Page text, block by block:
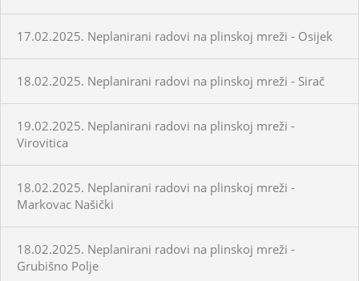
17.02.2025. Neplanirani radovi na plinskoj mreži - Osijek
18.02.2025. Neplanirani radovi na plinskoj mreži - Sirač
19.02.2025. Neplanirani radovi na plinskoj mreži -
Virovitica
18.02.2025. Neplanirani radovi na plinskoj mreži -
Markovac Našički
18.02.2025. Neplanirani radovi na plinskoj mreži -
Grubišno Polje